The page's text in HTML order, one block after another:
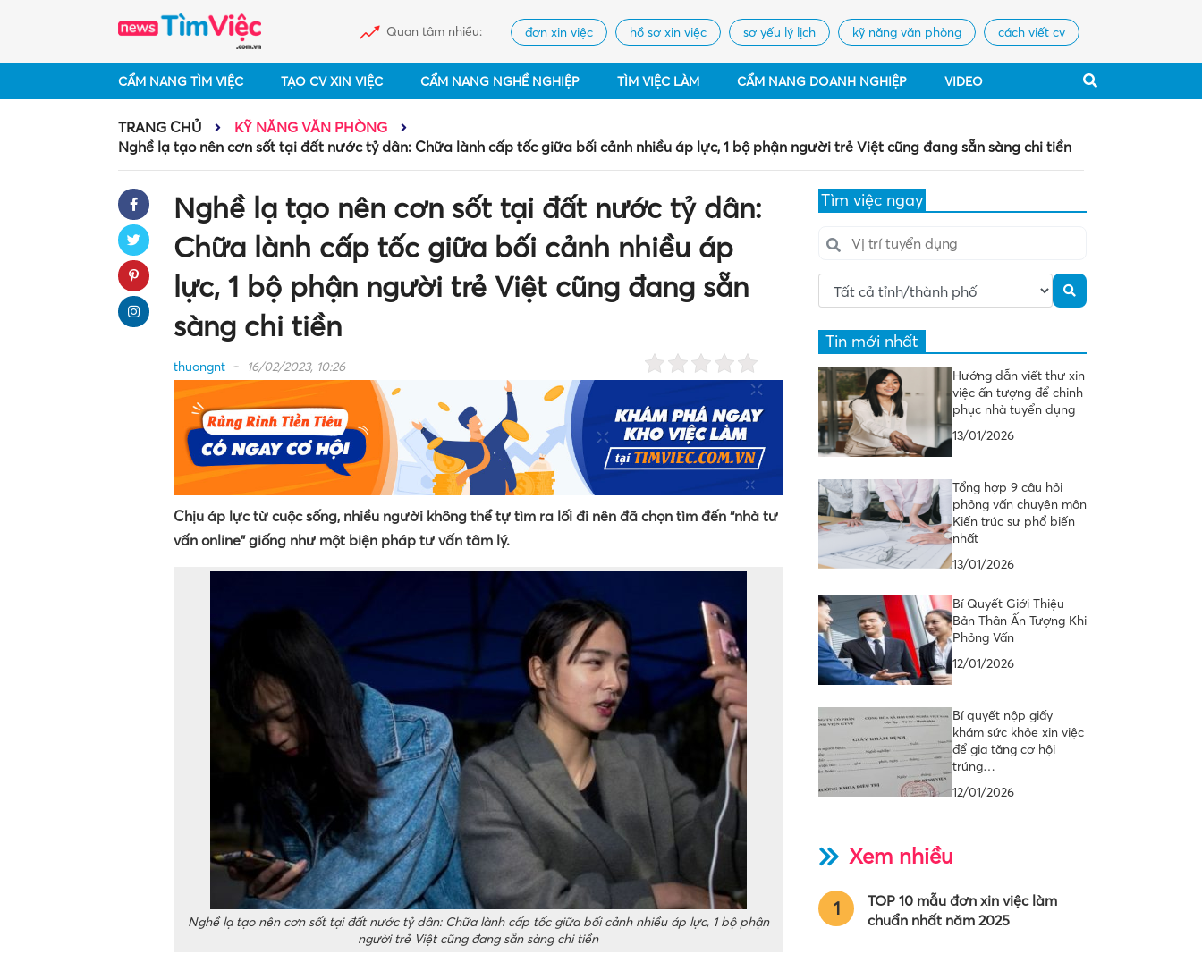
Quan tâm nhiều: đơn xin việc hồ sơ xin việc sơ yếu lý lịch kỹ năng văn phòng cách viết cv
CẨM NANG TÌM VIỆC TẠO CV XIN VIỆC CẨM NANG NGHỀ NGHIỆP TÌM VIỆC LÀM CẨM NANG DOANH NGHIỆP VIDEO
TRANG CHỦ
KỸ NĂNG VĂN PHÒNG
Nghề lạ tạo nên cơn sốt tại đất nước tỷ dân: Chữa lành cấp tốc giữa bối cảnh nhiều áp lực, 1 bộ phận người trẻ Việt cũng đang sẵn sàng chi tiền
Nghề lạ tạo nên cơn sốt tại đất nước tỷ dân:
Chữa lành cấp tốc giữa bối cảnh nhiều áp
lực, 1 bộ phận người trẻ Việt cũng đang sẵn
sàng chi tiền
thuongnt 16/02/2023, 10:26
Chịu áp lực từ cuộc sống, nhiều người không thể tự tìm ra lối đi nên đã chọn tìm đến “nhà tư
vấn online” giống như một biện pháp tư vấn tâm lý.
Nghề lạ tạo nên cơn sốt tại đất nước tỷ dân: Chữa lành cấp tốc giữa bối cảnh nhiều áp lực, 1 bộ phận
người trẻ Việt cũng đang sẵn sàng chi tiền
Tìm việc ngay
Tin mới nhất
Hướng dẫn viết thư xin
việc ấn tượng để chinh
phục nhà tuyển dụng
13/01/2026
Tổng hợp 9 câu hỏi
phỏng vấn chuyên môn
Kiến trúc sư phổ biến
nhất
13/01/2026
Bí Quyết Giới Thiệu
Bản Thân Ấn Tượng Khi
Phỏng Vấn
12/01/2026
Bí quyết nộp giấy
khám sức khỏe xin việc
để gia tăng cơ hội
trúng…
12/01/2026
Xem nhiều
1
TOP 10 mẫu đơn xin việc làm
chuẩn nhất năm 2025